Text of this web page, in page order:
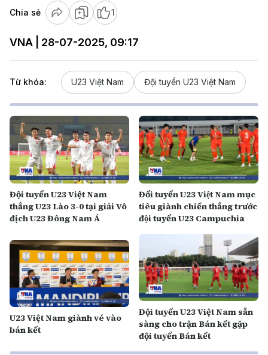
Chia sẻ 1
VNA | 28-07-2025, 09:17
Từ khóa: U23 Việt Nam Đội tuyển U23 Việt Nam
Đội tuyển U23 Việt Nam
thắng U23 Lào 3-0 tại giải Vô
địch U23 Đông Nam Á
Đổi tuyển U23 Việt Nam mục
tiêu giành chiến thắng trước
đội tuyển U23 Campuchia
U23 Việt Nam giành vé vào
bán kết
Đội tuyển U23 Việt Nam sẵn
sàng cho trận Bán kết gặp
đội tuyển Bán kết